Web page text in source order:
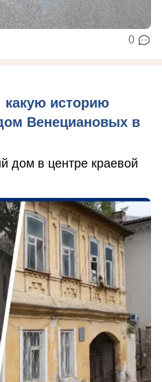
0
какую историю
Венециановых в
дом в центре краевой